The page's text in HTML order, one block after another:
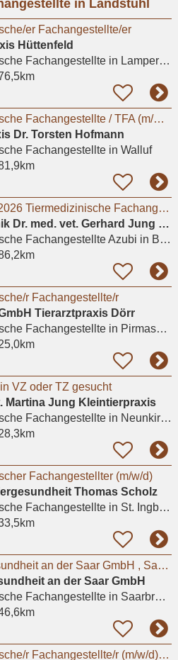
in Landstuhl
er Fachangestellte/er
Hüttenfeld
Fachangestelltein Lampertheim, Hüttenfeld
Tiermedizinische Fachangestellte / TFA (m/w/d) – Walluf / Wiesbaden / Hessen
Dr. Torsten Hofmann
Fachangestelltein Walluf
Ausbildung 2026 Tiermedizinische Fachangestellte (m/w/d)
Kleintierklinik Dr. med. vet. Gerhard Jung & Dr.med. vet. Ralph Parrisius
Fachangestellte Azubi in Baden-Baden
r Fachangestellte/r
Tierarztpraxis Dörr
Fachangestelltein Pirmasens, Winzeln
VZ oder TZ gesucht
Martina Jung Kleintierpraxis
Fachangestelltein Neunkirchen, Wiebelskirchen
Fachangestellter (m/w/d)
Thomas Scholz
Fachangestelltein St. Ingbert, Hassel
TGS Tiergesundheit an der Saar GmbH , Saarbrücken : Tiermed. Fachangestellte/r, Teilzeit
an der Saar GmbH
Fachangestelltein Saarbrücken
Tiermedizinische/r Fachangestellte/r (m/w/d) in Voll- und Teilzeit gesucht